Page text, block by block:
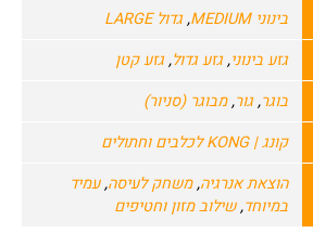
בינוני MEDIUM ,גדול LARGE
גזע בינוני,גזע גדול,גזע קטן
בוגר,גור,מבוגר (סניור)
קונג | KONG לכלבים וחתולים
הוצאת אנרגיה,משחק לעיסה,עמיד
במיוחד,שילוב מזון וחטיפים